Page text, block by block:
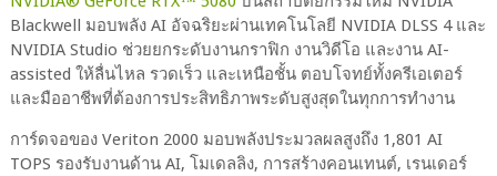
Blackwell มอบพลัง AI อัจฉริยะผ่านเทคโนโลยี NVIDIA DLSS 4 และ
NVIDIA Studio ช่วยยกระดับงานกราฟิก งานวิดีโอ และงาน AI-
assisted ให้ลื่นไหล รวดเร็ว และเหนือชั้น ตอบโจทย์ทั้งครีเอเตอร์
และมืออาชีพที่ต้องการประสิทธิภาพระดับสูงสุดในทุกการทำงาน
การ์ดจอของ Veriton 2000 มอบพลังประมวลผลสูงถึง 1,801 AI
TOPS รองรับงานด้าน AI, โมเดลลิง, การสร้างคอนเทนต์, เรนเดอร์